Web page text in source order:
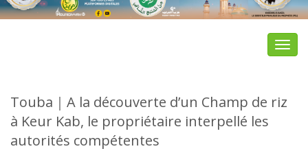
Toggle
Touba｜A la découverte d’un Champ de riz
à Keur Kab, le propriétaire interpellé les
autorités compétentes